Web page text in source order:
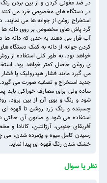
در ضد عفونی کردن و از بین بردن
در دستگاه های مخصوص خرد می کنند
استخراج روغن از جوانه ها می
گرد پاش های مخصوص بر روی دانه ها
کردن جوانه از دانه به کمک دستگاه
خواهد بود. به طور کلی استفاده از
ی روغن حاصل کمتر خواهد بود.
می گیرد مانند فشار هیدرولیک یا
جدید استخراج و تصفیه صورت می
ساده ولی برای مصارف خوراکی
شود و رنگ و بوی آن از بین برود.
چسبنده و رنگ زرد روشن تا قهوه
استفاده می شود و صابون آن حالتی
آفریقای جنوبی، آرژانتین، کانادا
رسیدن کامل میوه و پژمرده شدن،
خشک شدن رنگ قهوه ای پیدا نماید.
نظر یا سوال